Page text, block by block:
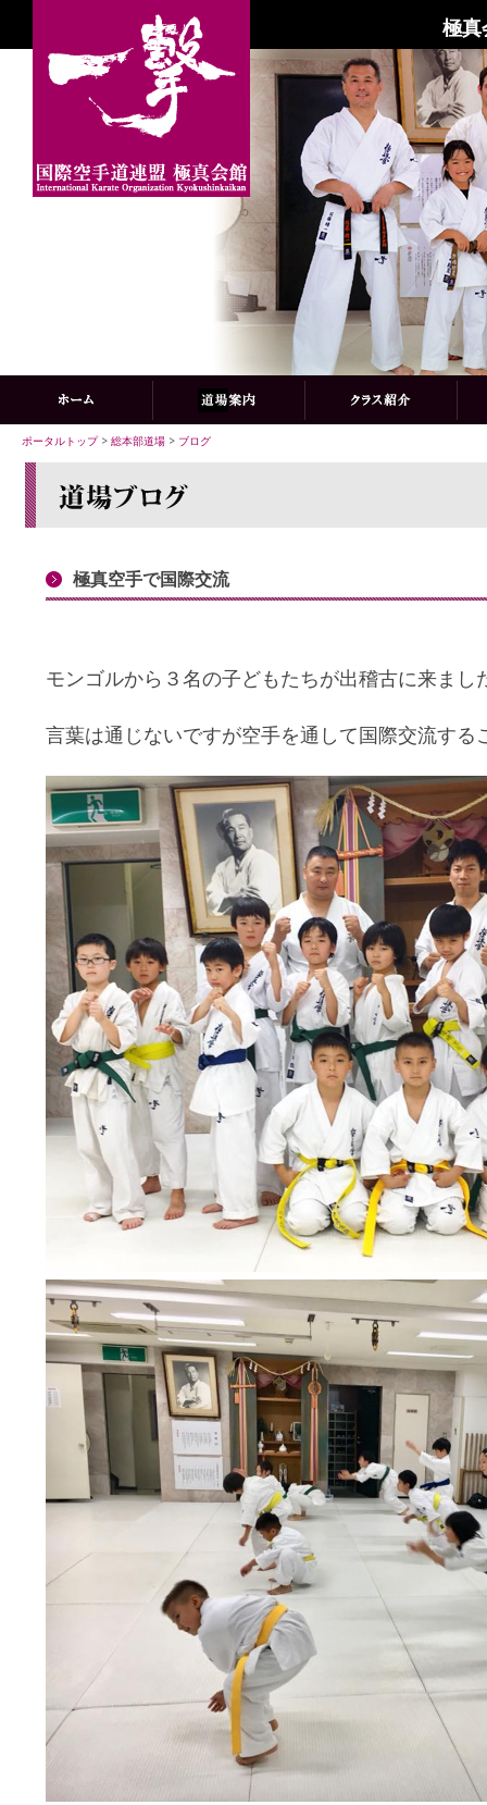
極真
ポータルトップ> 総本部道場 > ブログ
極真空手で国際交流
モンゴルから３名の子どもたちが出稽古に来まし
言葉は通じないですが空手を通して国際交流する